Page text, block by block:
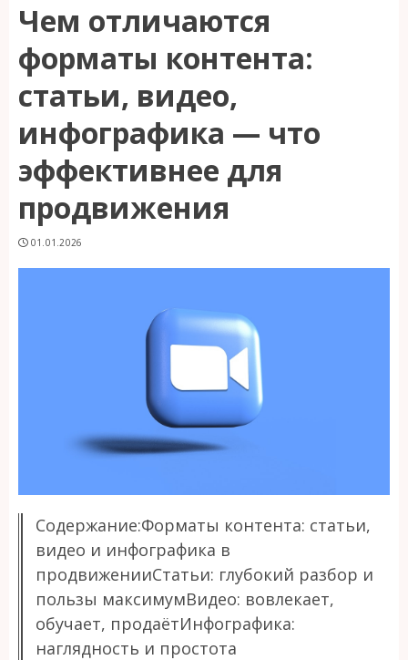
Чем отличаются
форматы контента:
статьи, видео,
инфографика — что
эффективнее для
продвижения
01.01.2026
Содержание:Форматы контента: статьи,
видео и инфографика в
продвиженииСтатьи: глубокий разбор и
пользы максимумВидео: вовлекает,
обучает, продаётИнфографика:
наглядность и простота